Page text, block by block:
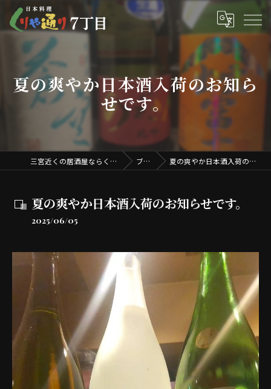
夏の爽やか日本酒入荷のお知ら
せです。
三宮近くの居酒屋ならくりや通り7丁目 ブログ 夏の爽やか日本酒入荷のお知らせです。
夏の爽やか日本酒入荷のお知らせです。
2025/06/05